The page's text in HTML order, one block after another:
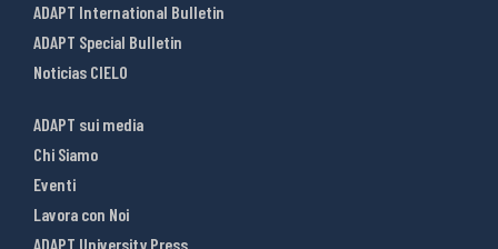
ADAPT International Bulletin
ADAPT Special Bulletin
Noticias CIELO
ADAPT sui media
Chi Siamo
Eventi
Lavora con Noi
ADAPT University Press